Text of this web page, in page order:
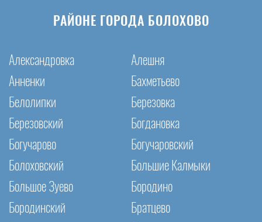
РАЙОНЕ ГОРОДА БОЛОХОВО
Александровка
Алешня
Анненки
Бахметьево
Белолипки
Березовка
Березовский
Богдановка
Богучарово
Богучаровский
Болоховский
Большие Калмыки
Большое Зуево
Бородино
Бородинский
Братцево